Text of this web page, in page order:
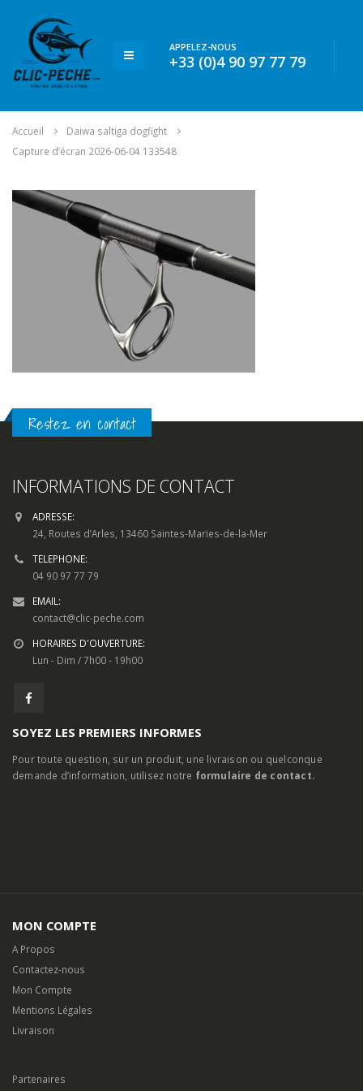
APPELEZ-NOUS
+33 (0)4 90 97 77 79
Accueil
Daiwa saltiga dogfight
Capture d’écran 2026-06-04 133548
Restez en contact
INFORMATIONS DE CONTACT
ADRESSE:
24, Routes d’Arles, 13460 Saintes-Maries-de-la-Mer
TELEPHONE:
04 90 97 77 79
EMAIL:
contact@clic-peche.com
HORAIRES D'OUVERTURE:
Lun - Dim / 7h00 - 19h00
SOYEZ LES PREMIERS INFORMES
Pour toute question, sur un produit, une livraison ou quelconque
demande d’information, utilisez notre formulaire de contact.
MON COMPTE
A Propos
Contactez-nous
Mon Compte
Mentions Légales
Livraison
Partenaires